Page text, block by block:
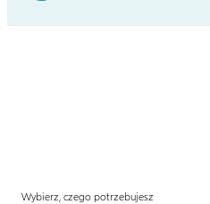
Wybierz, czego potrzebujesz